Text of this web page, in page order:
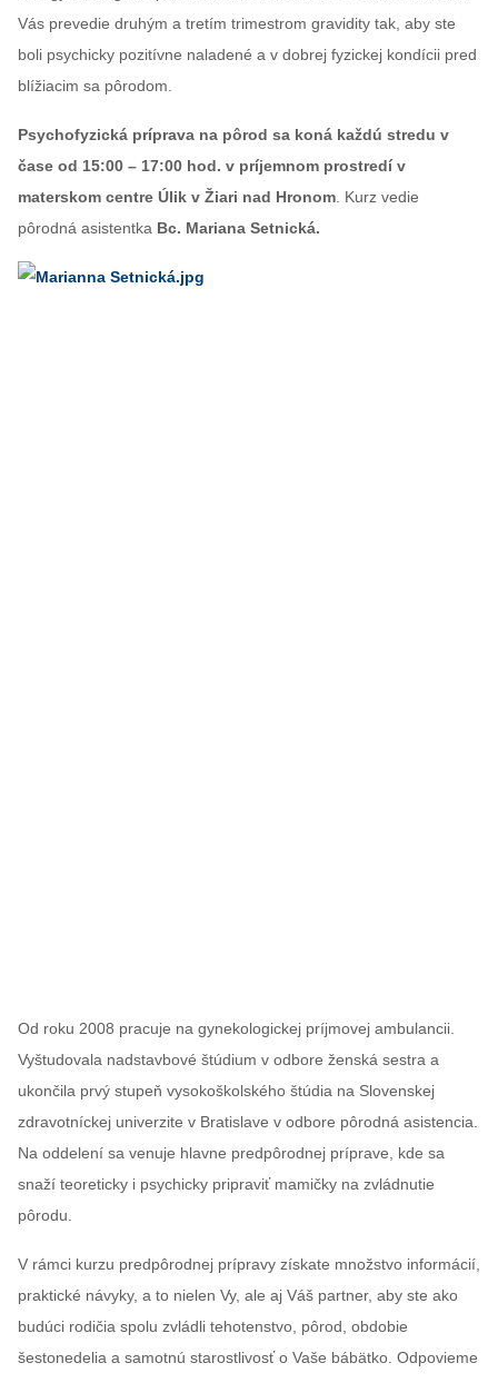
Vás prevedie druhým a tretím trimestrom gravidity tak, aby ste
boli psychicky pozitívne naladené a v dobrej fyzickej kondícii pred
blížiacim sa pôrodom.
Psychofyzická príprava na pôrod sa koná každú stredu v
čase od 15:00 – 17:00 hod. v príjemnom prostredí v
materskom centre Úlik v Žiari nad Hronom . Kurz vedie
pôrodná asistentka Bc. Mariana Setnická.
Od roku 2008 pracuje na gynekologickej príjmovej ambulancii.
Vyštudovala nadstavbové štúdium v odbore ženská sestra a
ukončila prvý stupeň vysokoškolského štúdia na Slovenskej
zdravotníckej univerzite v Bratislave v odbore pôrodná asistencia.
Na oddelení sa venuje hlavne predpôrodnej príprave, kde sa
snaží teoreticky i psychicky pripraviť mamičky na zvládnutie
pôrodu.
V rámci kurzu predpôrodnej prípravy získate množstvo informácií,
praktické návyky, a to nielen Vy, ale aj Váš partner, aby ste ako
budúci rodičia spolu zvládli tehotenstvo, pôrod, obdobie
šestonedelia a samotnú starostlivosť o Vaše bábätko. Odpovieme